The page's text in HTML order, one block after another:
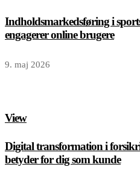
Indholdsmarkedsføring i
engagerer online brugere
9. maj 2026
View
Digital transformation i
betyder for dig som kunde